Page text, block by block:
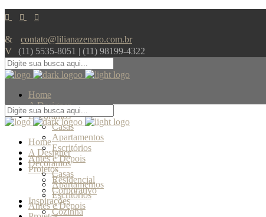
contato@lilianazenaro.com.br
(11) 5535-8051 | (11) 98199-4322
Home
A Designer
Decoramos
Casas
Apartamentos
Escritórios
Antes e Depois
Projetos
Residencial
Corporativo
Inspirações
Cozinha
Home
A Designer
Decoramos
Casas
Apartamentos
Escritórios
Antes e Depois